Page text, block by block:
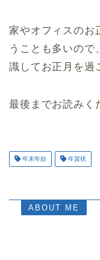
家やオフィスのお
うことも多いので
識してお正月を過
最後までお読みく
年末年始 年賀状
ABOUT ME